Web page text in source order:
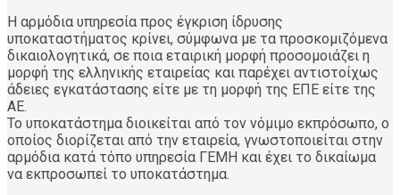
Η αρμόδια υπηρεσία προς έγκριση ίδρυσης
υποκαταστήματος κρίνει, σύμφωνα με τα προσκομιζόμενα
δικαιολογητικά, σε ποια εταιρική μορφή προσομοιάζει η
μορφή της ελληνικής εταιρείας και παρέχει αντιστοίχως
άδειες εγκατάστασης είτε με τη μορφή της ΕΠΕ είτε της
ΑΕ.
Το υποκατάστηµα διοικείται από τον νόμιμο εκπρόσωπο, ο
οποίος διορίζεται από την εταιρεία, γνωστοποιείται στην
αρμόδια κατά τόπο υπηρεσία ΓΕΜΗ και έχει το δικαίωµα
να εκπροσωπεί το υποκατάστηµα.